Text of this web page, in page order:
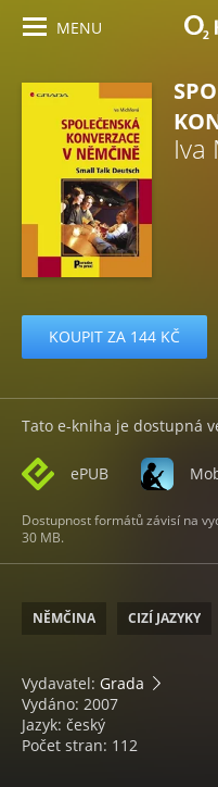
MENU
Iva
KOUPIT ZA 144 KČ
Tato e-kniha je dostupná
ePUB
Dostupnost formátů závisí na
30 MB.
NĚMČINA CIZÍ JAZYKY
Vydavatel: Grada
Vydáno: 2007
Jazyk: český
Počet stran: 112